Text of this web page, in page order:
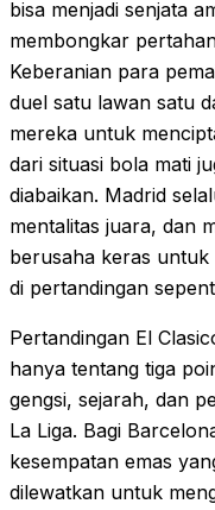
bisa menjadi senjata
membongkar
Keberanian para
duel satu lawan satu
mereka untuk
dari situasi bola mati
diabaikan. Madrid
mentalitas juara, dan
berusaha keras
di pertandingan
Pertandingan El
hanya tentang tiga
gengsi, sejarah, dan
La Liga. Bagi
kesempatan emas
dilewatkan untuk